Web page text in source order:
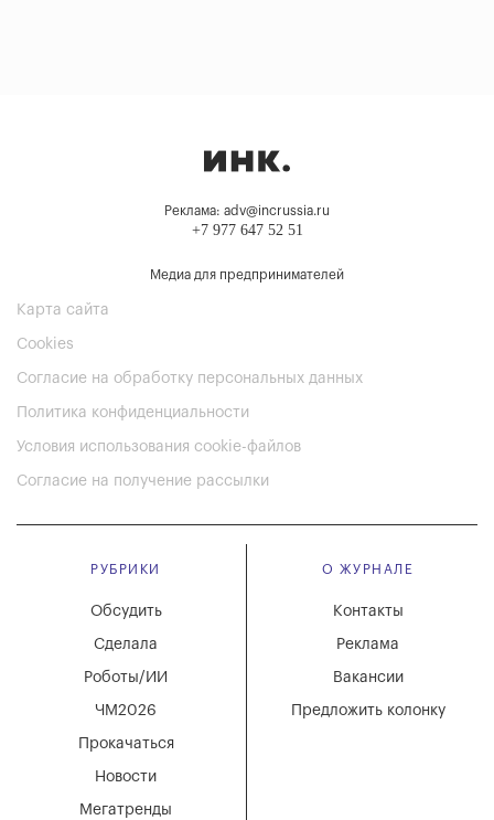
Реклама: adv@incrussia.ru
+7 977 647 52 51
Медиа для предпринимателей
Карта сайта
Cookies
Согласие на обработку персональных данных
Политика конфиденциальности
Условия использования cookie-файлов
Согласие на получение рассылки
РУБРИКИ
Мегатренды
Новости
Обсудить
Сделала
Роботы/ИИ
ЧМ2026
Прокачаться
О ЖУРНАЛЕ
Вакансии
Реклама
Контакты
Предложить колонку